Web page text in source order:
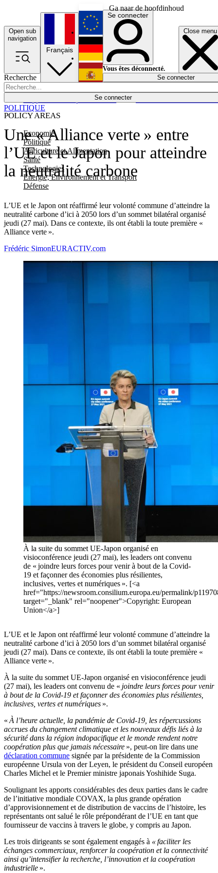
Ga naar de hoofdinhoud
Open sub
navigation
Close menu
Recherche
Se connecter
POLICY AREAS
Economie
Politique
Agriculture et Alimentation
Santé
Technologies
Energie, Environnement et Transport
Défense
Économie
Français
English
Deutsch
Español
Se connecter
Vous êtes déconnecté.
Se connecter
Une « Alliance verte » entre
l’UE et le Japon pour atteindre
la neutralité carbone
L’UE et le Japon ont réaffirmé leur volonté commune d’atteindre la
neutralité carbone d’ici à 2050 lors d’un sommet bilatéral organisé
jeudi (27 mai). Dans ce contexte, ils ont établi la toute première «
Alliance verte ».
POLITIQUE
Frédéric SimonEURACTIV.com
À la suite du sommet UE-Japon organisé en
visioconférence jeudi (27 mai), les leaders ont convenu
de « joindre leurs forces pour venir à bout de la Covid-
19 et façonner des économies plus résilientes,
inclusives, vertes et numériques ». [<a
href="https://newsroom.consilium.europa.eu/permalink/
target="_blank" rel="noopener">Copyright: European
Union</a>]
L’UE et le Japon ont réaffirmé leur volonté commune d’atteindre la
neutralité carbone d’ici à 2050 lors d’un sommet bilatéral organisé
jeudi (27 mai). Dans ce contexte, ils ont établi la toute première «
Alliance verte ».
À la suite du sommet UE-Japon organisé en visioconférence jeudi
(27 mai), les leaders ont convenu de « joindre leurs forces pour venir
à bout de la Covid-19 et façonner des économies plus résilientes,
inclusives, vertes et numériques ».
« À l’heure actuelle, la pandémie de Covid-19, les répercussions
accrues du changement climatique et les nouveaux défis liés à la
sécurité dans la région indopacifique et le monde rendent notre
coopération plus que jamais nécessaire », peut-on lire dans une
déclaration commune signée par la présidente de la Commission
européenne Ursula von der Leyen, le président du Conseil européen
Charles Michel et le Premier ministre japonais Yoshihide Suga.
Soulignant les apports considérables des deux parties dans le cadre
de l’initiative mondiale COVAX, la plus grande opération
d’approvisionnement et de distribution de vaccins de l’histoire, les
représentants ont salué le rôle prépondérant de l’UE en tant que
fournisseur de vaccins à travers le globe, y compris au Japon.
Les trois dirigeants se sont également engagés à « faciliter les
échanges commerciaux, renforcer la coopération et la connectivité
ainsi qu’intensifier la recherche, l’innovation et la coopération
industrielle ».